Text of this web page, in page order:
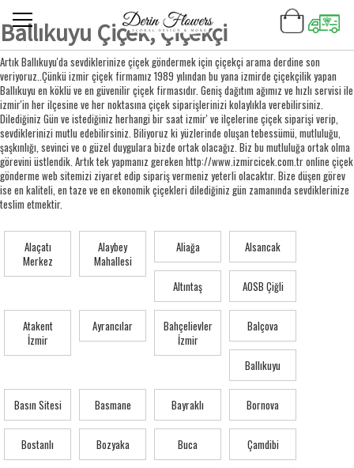
Ballıkuyu Çiçek, Çiçekçi
Artık Ballıkuyu'da sevdiklerinize çiçek göndermek için çiçekçi arama derdine son
veriyoruz..Çünkü izmir çiçek firmamız 1989 yılından bu yana izmirde çiçekçilik yapan
Ballıkuyu en köklü ve en güvenilir çiçek firmasıdır. Geniş dağıtım ağımız ve hızlı servisi ile
izmir'in her ilçesine ve her noktasına çiçek siparişlerinizi kolaylıkla verebilirsiniz.
Dilediğiniz Gün ve istediğiniz herhangi bir saat izmir' ve ilçelerine çiçek siparişi verip,
sevdiklerinizi mutlu edebilirsiniz. Biliyoruz ki yüzlerinde oluşan tebessümü, mutluluğu,
şaşkınlığı, sevinci ve o güzel duygulara bizde ortak olacağız. Biz bu mutluluğa ortak olma
görevini üstlendik. Artık tek yapmanız gereken http://www.izmircicek.com.tr online çiçek
gönderme web sitemizi ziyaret edip sipariş vermeniz yeterli olacaktır. Bize düşen görev
ise en kaliteli, en taze ve en ekonomik çiçekleri dilediğiniz gün zamanında sevdiklerinize
teslim etmektir.
Alaçatı
Merkez
Alaybey
Mahallesi
Aliağa Alsancak
Altıntaş AOSB Çiğli
Atakent
İzmir
Ayrancılar
Bahçelievler
İzmir
Balçova
Ballıkuyu
Basın Sitesi Basmane Bayraklı Bornova
Bostanlı Bozyaka Buca Çamdibi